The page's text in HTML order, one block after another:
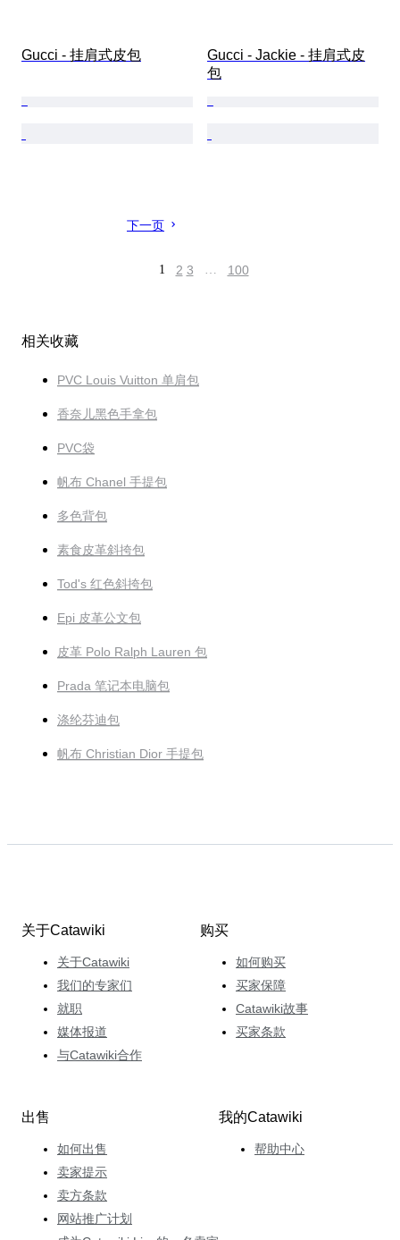
Gucci - 挂肩式皮包
Gucci - Jackie - 挂肩式皮
包
下一页
1 2 3 … 100
相关收藏
PVC Louis Vuitton 单肩包
香奈儿黑色手拿包
PVC袋
帆布 Chanel 手提包
多色背包
素食皮革斜挎包
Tod's 红色斜挎包
Epi 皮革公文包
皮革 Polo Ralph Lauren 包
Prada 笔记本电脑包
涤纶芬迪包
帆布 Christian Dior 手提包
关于Catawiki
关于Catawiki
我们的专家们
就职
媒体报道
与Catawiki合作
购买
如何购买
买家保障
Catawiki故事
买家条款
出售
如何出售
卖家提示
卖方条款
网站推广计划
我的Catawiki
帮助中心